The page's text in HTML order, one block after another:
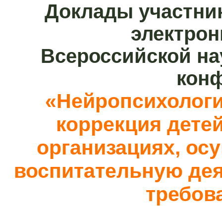
Доклады
Всероссийской
коррекция
организациях,
воспитательную